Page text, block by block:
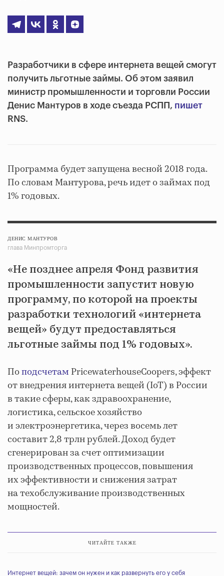
Разработчики в сфере интернета вещей смогут
получить льготные займы. Об этом заявил
министр промышленности и торговли России
Денис Мантуров в ходе съезда РСПП, пишет
RNS.
Программа будет запущена весной 2018 года.
По словам Мантурова, речь идет о займах под
1% годовых.
ДЕНИС МАНТУРОВ
глава Минпромторга
«Не позднее апреля Фонд развития
промышленности запустит новую
программу, по которой на проекты
разработки технологий «интернета
вещей» будут предоставляться
льготные займы под 1% годовых».
Поподсчетам PricewaterhouseCoopers, эффект
от внедрения интернета вещей (IoT) в России
в такие сферы, как здравоохранение,
логистика, сельское хозяйство
и электроэнергетика, через восемь лет
составит 2,8 трлн рублей. Доход будет
сгенерирован за счет оптимизации
производственных процессов, повышения
их эффективности и снижения затрат
на техобслуживание производственных
мощностей.
ЧИТАЙТЕ ТАКЖЕ
Интернет вещей: зачем он нужен и как развернуть его у себя